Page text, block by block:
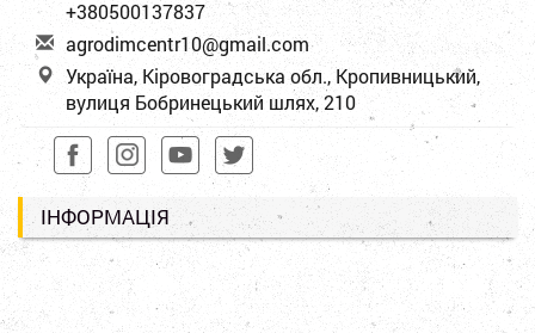
+380500137837
agrodimcentr10@gmail.com
Україна, Кіровоградська обл., Кропивницький,
вулиця Бобринецький шлях, 210
ІНФОРМАЦІЯ